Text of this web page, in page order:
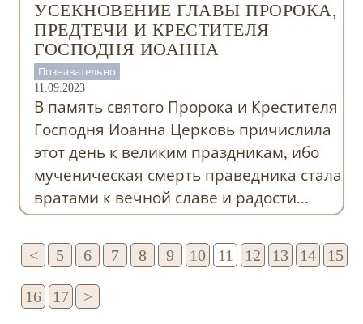
УСЕКНОВЕНИЕ ГЛАВЫ ПРОРОКА,
ПРЕДТЕЧИ И КРЕСТИТЕЛЯ
ГОСПОДНЯ ИОАННА
Познавательно
11.09.2023
В память святого Пророка и Крестителя
Господня Иоанна Церковь причислила
этот день к великим праздникам, ибо
мученическая смерть праведника стала
вратами к вечной славе и радости...
< 5 6 7 8 9 10 11 12 13 14 15
16 17 >